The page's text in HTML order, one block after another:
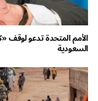
الأمم المتحدة تدعو لوقف
السعودية